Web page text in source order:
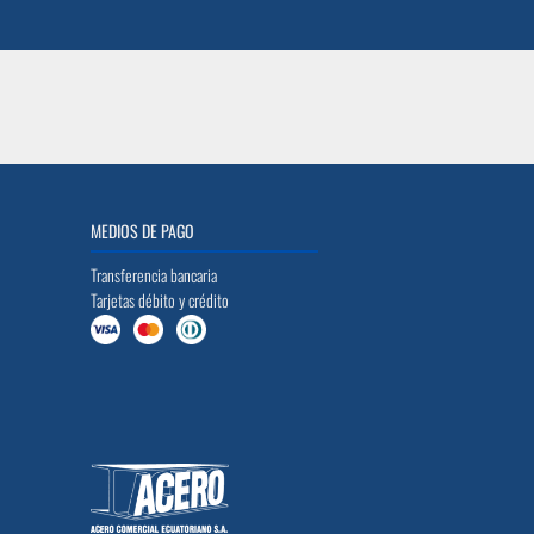
MEDIOS DE PAGO
Transferencia bancaria
Tarjetas débito y crédito